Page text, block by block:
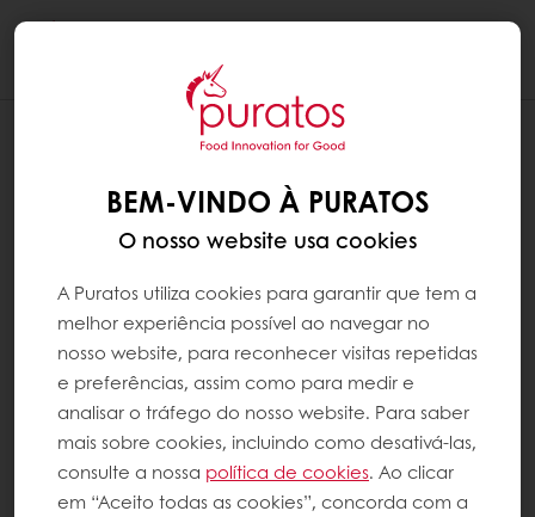
BEM-VINDO À PURATOS
O nosso website usa cookies
A Puratos utiliza cookies para garantir que tem a
melhor experiência possível ao navegar no
nosso website, para reconhecer visitas repetidas
e preferências, assim como para medir e
analisar o tráfego do nosso website. Para saber
mais sobre cookies, incluindo como desativá-las,
consulte a nossa política de cookies. Ao clicar
em “Aceito todas as cookies”, concorda com a